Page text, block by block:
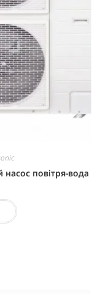
насос повітря-вода